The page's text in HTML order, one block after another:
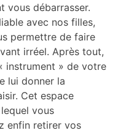
vous débarrasser.
avec nos filles,
permettre de faire
irréel. Après tout,
instrument » de votre
lui donner la
Cet espace
vous
enfin retirer vos